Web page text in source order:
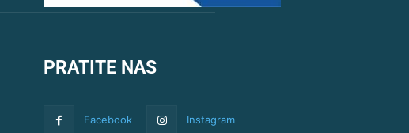
PRATITE NAS
Facebook Instagram